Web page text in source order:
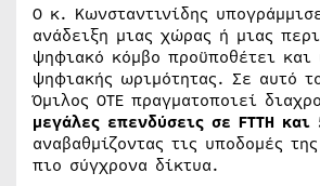
Ο κ. Κωνσταντινίδης
ανάδειξη μιας χώρας ή μιας
ψηφιακό κόμβο προϋποθέτει
ψηφιακής ωριμότητας. Σε αυτό
Όμιλος ΟΤΕ πραγματοποιεί
μεγάλες επενδύσεις σε FTTH και
αναβαθμίζοντας τις υποδομές
πιο σύγχρονα δίκτυα.